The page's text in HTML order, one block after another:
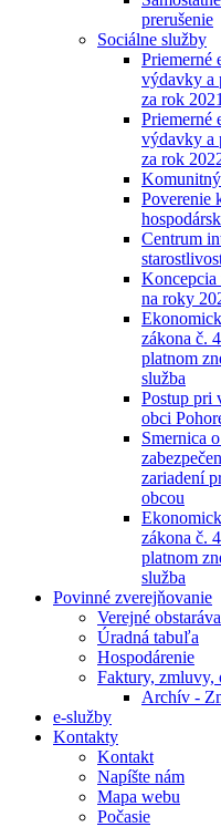
prerušenie
Sociálne služby
Priemerné
výdavky a
za rok 2021
Priemerné
výdavky a
za rok
Poverenie
Centrum
na roky
zákona č.
platnom
služba
Postup pri
obci
Smernica
zariadení
obcou
zákona č.
platnom
služba
Povinné zverejňovanie
Verejné
Úradná tabuľa
Hospodárenie
Faktury, zmluvy,
Archív -
e-služby
Kontakty
Kontakt
Napíšte nám
Mapa webu
Počasie